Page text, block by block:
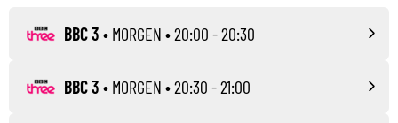
BBC 3 • MORGEN • 20:00 - 20:30
BBC 3 • MORGEN • 20:30 - 21:00